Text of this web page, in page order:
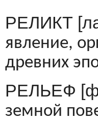
РЕЛИКТ
явление,
древних
РЕЛЬЕФ
зем­ной